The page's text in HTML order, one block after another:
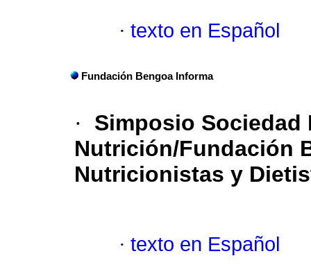
· texto en Español
Fundación Bengoa Informa
·
Simposio Sociedad
Nutrición/Fundación
Nutricionistas y
· texto en Español